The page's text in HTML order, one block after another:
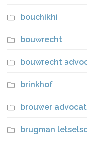
bouchikhi
bouwrecht
bouwrecht
brinkhof
brouwer
brugman